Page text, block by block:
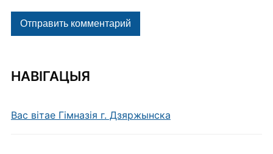
НАВІГАЦЫЯ
Вас вітае Гімназія г. Дзяржынска